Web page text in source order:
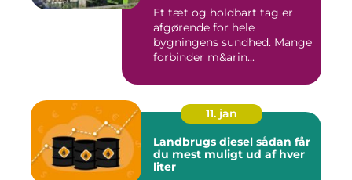
Et tæt og holdbart tag er
afgørende for hele
bygningens sundhed. Mange
forbinder m&arin...
11. jan
Landbrugs diesel sådan får
du mest muligt ud af hver
liter